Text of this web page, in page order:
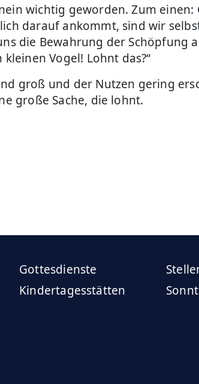
wichtig geworden. Zum
darauf ankommt, sind wir
die Bewahrung der Schöpfung
Vogel! Lohnt das?“
groß und der Nutzen gering
große Sache, die lohnt.
Gottesdienste
Kindertagesstätten